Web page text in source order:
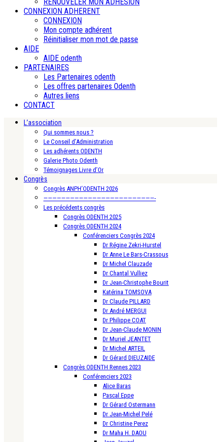
CONNEXION ADHERENT
CONNEXION
Mon compte adhérent
Réinitialiser mon mot de passe
AIDE
AIDE odenth
PARTENAIRES
Les Partenaires odenth
Les offres partenaires Odenth
Autres liens
CONTACT
L’association
Qui sommes nous ?
Le Conseil d’Administration
Les adhérents ODENTH
Galerie Photo Odenth
Témoignages Livre d’Or
Congrès
Congrès ANPH’ODENTH 2026
—————————————————————————-
Les précédents congrès
Congrès ODENTH 2025
Congrès ODENTH 2024
Conférenciers Congrès 2024
Dr Régine Zekri-Hurstel
Dr Anne Le Bars-Crassous
Dr Michel Clauzade
Dr Chantal Vulliez
Dr Jean-Christophe Bourit
Katérina TOMSOVA
Dr Claude PILLARD
Dr André MERGUI
Dr Philippe COAT
Dr Jean-Claude MONIN
Dr Muriel JEANTET
Dr Michel ARTEIL
Dr Gérard DIEUZAIDE
Congrès ODENTH Rennes 2023
Conférenciers 2023
Alice Baras
Pascal Eppe
Dr Gérard Ostermann
Dr Jean-Michel Pelé
Dr Christine Perez
Dr Maha H. DAOU